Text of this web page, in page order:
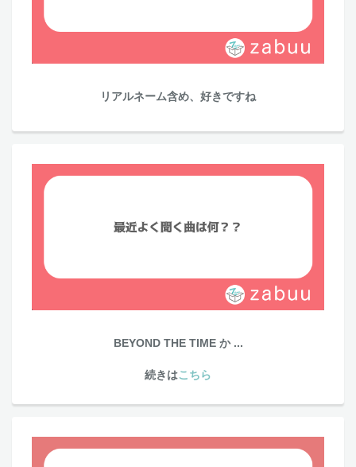
リアルネーム含め、好きですね
BEYOND THE TIME か ...
続きはこちら